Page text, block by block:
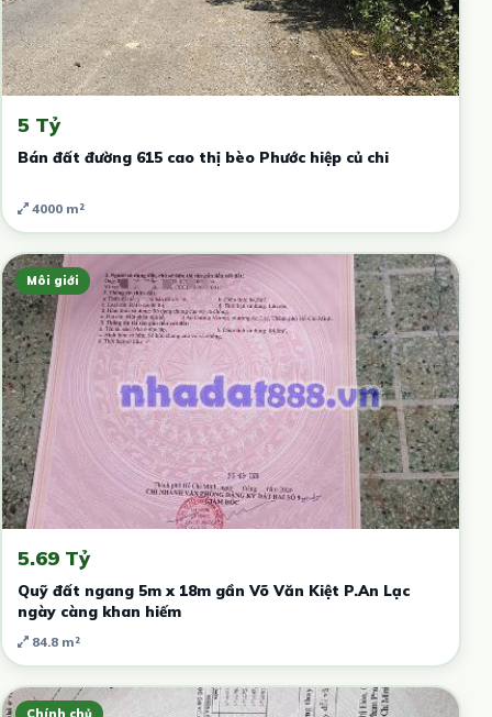
5 Tỷ
Bán đất đường 615 cao thị bèo Phước hiệp củ chi
4000 m²
Môi giới
5.69 Tỷ
Quỹ đất ngang 5m x 18m gần Võ Văn Kiệt P.An Lạc
ngày càng khan hiếm
84.8 m²
Chính chủ